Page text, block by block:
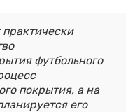
футбольного
покрытия, а на
его